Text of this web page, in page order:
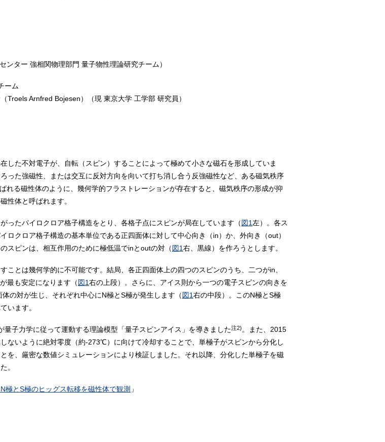
ター 強相関物理部門 量子物性理論研究チーム）
ーム
Troels Arnfred Bojesen）（現 東京大学 工学部 研究員）
した不対電子が、自転（スピン）することによって極めて小さな磁石を形成していま
った強磁性、または交互に反対方向を向いて打ち消し合う反強磁性など、ある磁気秩序
ばれる磁性体のように、幾何学的フラストレーションが存在すると、磁気秩序の形成が抑
性体と呼ばれます。
ったパイロクロア格子構造をとり、各格子点にスピンが局在しています（図1 左）。各ス
ロクロア格子構造の基本単位である正四面体に対して中心向き（in）か、外向き（out）
スピンは、相互作用のために極低温でinとoutの対（図1右、黒線）を作ろうとします。
ことは幾何学的に不可能です。結局、各正四面体上の四つのスピンのうち、二つがin、
最も安定になります（図1右の上段）。さらに、アイス則から一つの電子スピンの向きを
の対が生じ、それぞれ中心にN極とS極が発生します（図1右の中段）。このN極とS極
います。
子力学に従って運動する理論模型「量子スピンアイス」を導きました注2) 。また、2015
ないように絶対零度（約-273℃）に向けて冷却することで、単極子がスピンから分化し
を、厳密な数値シミュレーションにより検証しました。それ以降、分化した単極子を磁
。
極とS極のヒッグス転移を磁性体で観測 」